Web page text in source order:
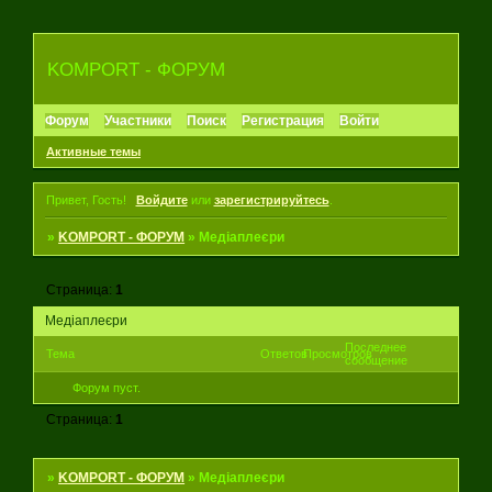
KOMPORT - ФОРУМ
Форум Участники Поиск Регистрация Войти
Активные темы
Привет, Гость! Войдитеили зарегистрируйтесь.
»KOMPORT - ФОРУМ » Медіаплеєри
Медіаплеєри
Страница: 1
Тема ОтветовПросмотровПоследнее
сообщение
Форум пуст.
Страница: 1
»KOMPORT - ФОРУМ » Медіаплеєри